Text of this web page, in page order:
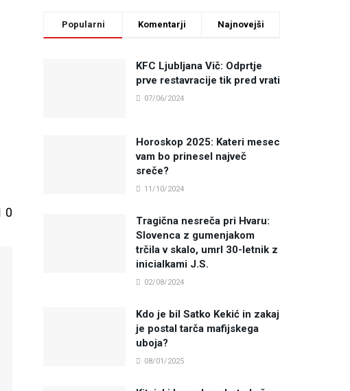
0
Popularni Komentarji Najnovejši
KFC Ljubljana Vič: Odprtje
prve restavracije tik pred vrati
07/06/2024
Horoskop 2025: Kateri mesec
vam bo prinesel največ
sreče?
11/10/2024
Tragična nesreča pri Hvaru:
Slovenca z gumenjakom
trčila v skalo, umrl 30-letnik z
inicialkami J.S.
02/08/2024
Kdo je bil Satko Kekić in zakaj
je postal tarča mafijskega
uboja?
08/01/2025